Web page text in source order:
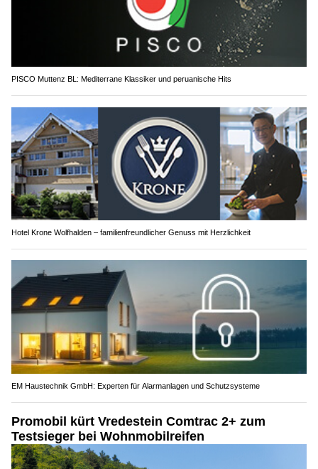
PISCO Muttenz BL: Mediterrane Klassiker und peruanische Hits
Hotel Krone Wolfhalden – familienfreundlicher Genuss mit Herzlichkeit
EM Haustechnik GmbH: Experten für Alarmanlagen und Schutzsysteme
Promobil kürt Vredestein Comtrac 2+ zum
Testsieger bei Wohnmobilreifen